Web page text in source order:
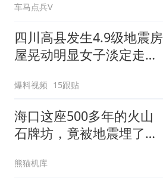
车马点兵V
四川高县发生4.9级地震房
屋晃动明显女子淡定走门
爆料视频 15跟贴
海口这座500多年的火山
石牌坊，竟被地震埋了整
熊猫机库